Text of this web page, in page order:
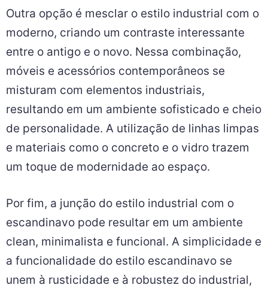
Outra opção é mesclar o estilo industrial com o
moderno, criando um contraste interessante
entre o antigo e o novo. Nessa combinação,
móveis e acessórios contemporâneos se
misturam com elementos industriais,
resultando em um ambiente sofisticado e cheio
de personalidade. A utilização de linhas limpas
e materiais como o concreto e o vidro trazem
um toque de modernidade ao espaço.
Por fim, a junção do estilo industrial com o
escandinavo pode resultar em um ambiente
clean, minimalista e funcional. A simplicidade e
a funcionalidade do estilo escandinavo se
unem à rusticidade e à robustez do industrial,